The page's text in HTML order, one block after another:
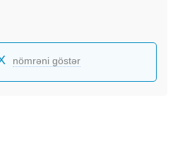
nömrəni göstər